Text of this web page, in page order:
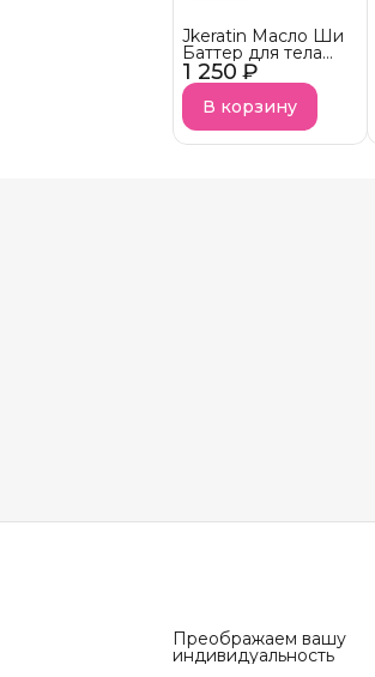
1 250 ₽
Jkeratin Масло Ши
Баттер для тела
Body Shea Butter с
ароматом
клубничного
десерта СКОРО В
НАЛИЧИИ!
В корзину
Преображаем вашу
индивидуальность